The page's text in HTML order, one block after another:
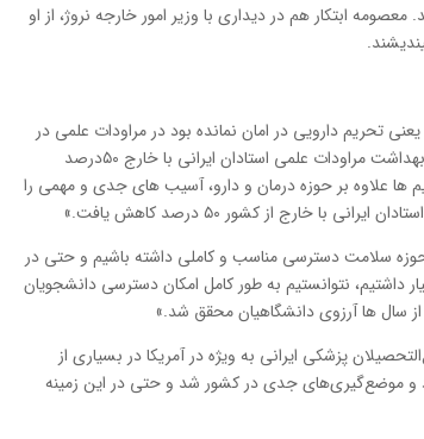
ابتکار هم در دیداری با وزیر امور خارجه نروژ،‌ از او
تحریم دارویی در امان نمانده بود در مراودات علمی در
این حوزه نیز با مشکلاتی مواجه شده بود؛ به طوری که به گفته وزیر بهداشت مراودات علمی استادان ایرانی با خارج ۵۰درصد
علاوه بر حوزه درمان و دارو، آسیب های جدی و مهمی را
خارج از کشور ۵۰ درصد کاهش یافت.»
حوزه سلامت دسترسی مناسب و کاملی داشته باشیم و حتی در
داشتیم، نتوانستیم به طور کامل امکان دسترسی دانشجویان
از سال ها آرزوی دانشگاهیان محقق شد.»
پزشكي ایرانی به ويژه در آمريكا در بسياري از
و موضع‌گيري‌هاي جدي در كشور شد و حتي در اين زمينه